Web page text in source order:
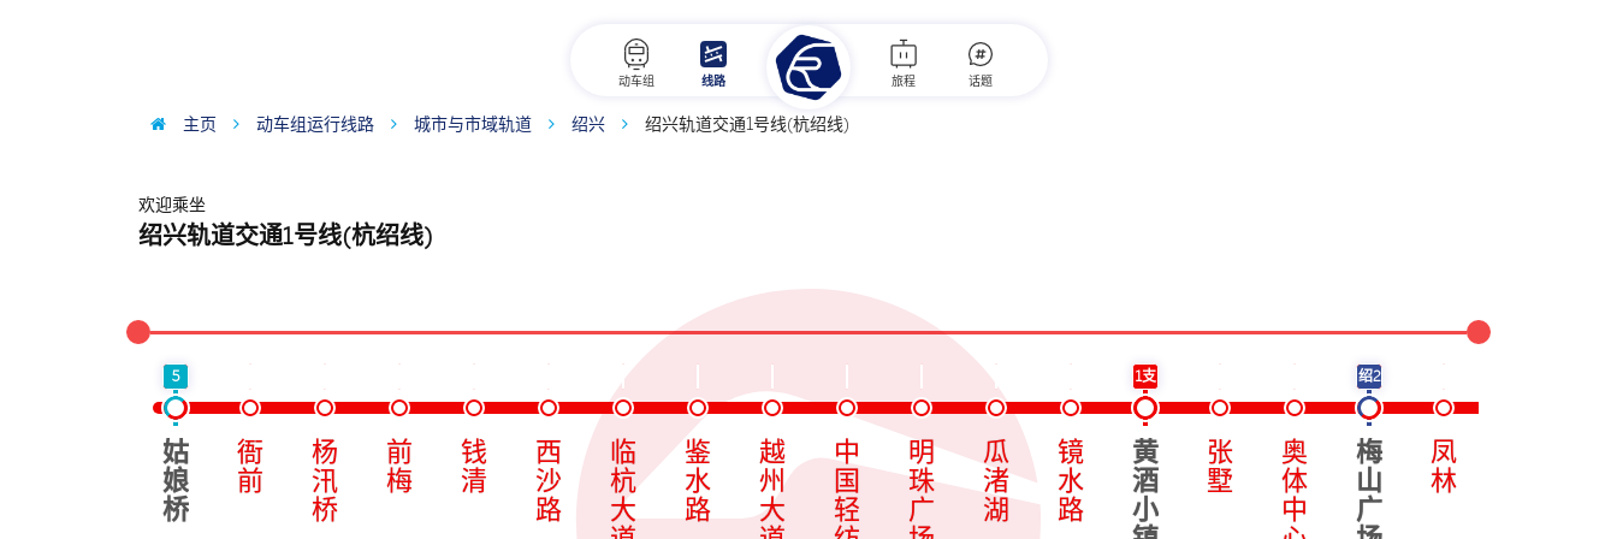
动车组 线路 旅程 话题
主页 动车组运行线路 城市与市域轨道 绍兴 绍兴轨道交通1号线(杭绍线)
欢迎乘坐
绍兴轨道交通1号线(杭绍线)
5
姑
娘
桥
衙
前
杨
汛
桥
前
梅
钱
清
西
沙
路
临
杭
大
鉴
水
路
越
州
大
中
国
轻
明
珠
广
瓜
渚
湖
镜
水
路
1支
黄
酒
小
张
墅
奥
体
中
绍2
梅
山
广
凤
林